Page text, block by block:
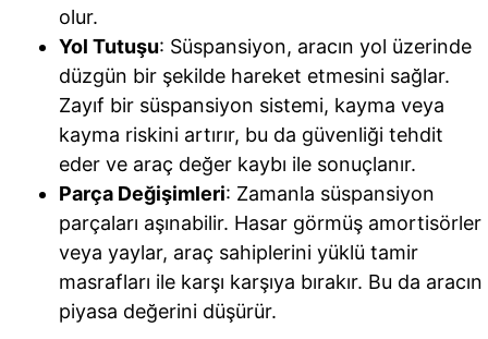
olur.
Yol Tutuşu: Süspansiyon, aracın yol üzerinde
düzgün bir şekilde hareket etmesini sağlar.
Zayıf bir süspansiyon sistemi, kayma veya
kayma riskini artırır, bu da güvenliği tehdit
eder ve araç değer kaybı ile sonuçlanır.
Parça Değişimleri: Zamanla süspansiyon
parçaları aşınabilir. Hasar görmüş amortisörler
veya yaylar, araç sahiplerini yüklü tamir
masrafları ile karşı karşıya bırakır. Bu da aracın
piyasa değerini düşürür.